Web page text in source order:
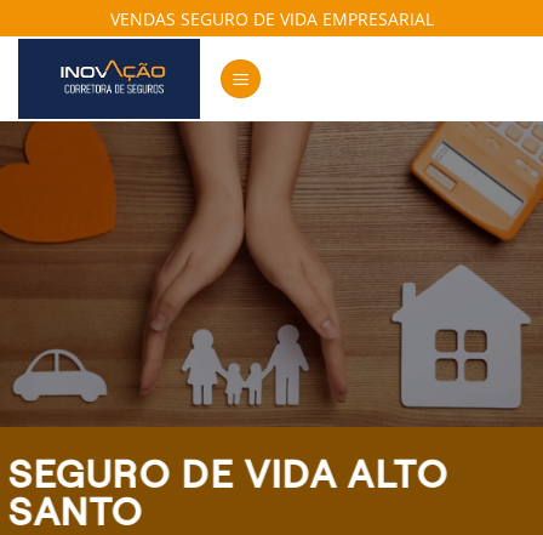
to
content
VENDAS SEGURO DE VIDA EMPRESARIAL
SEGURO DE VIDA ALTO
SANTO